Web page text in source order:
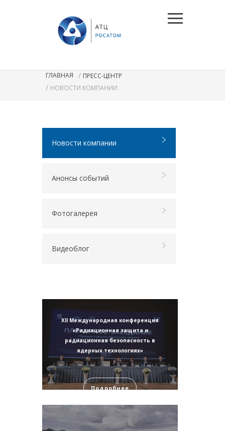
ГЛАВНАЯ / ПРЕСС-ЦЕНТР
/ НОВОСТИ КОМПАНИИ
Новости компании
Анонсы событий
Фотогалерея
Видеоблог
XII Международная конференция
«Радиационная защита и
радиационная безопасность в
ядерных технологиях»
Подробнее